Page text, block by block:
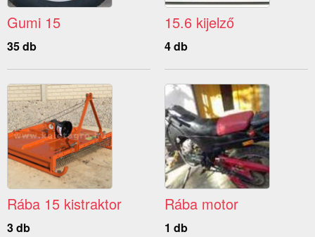
Gumi 15
35 db
15.6 kijelző
4 db
Rába 15 kistraktor
3 db
Rába motor
1 db